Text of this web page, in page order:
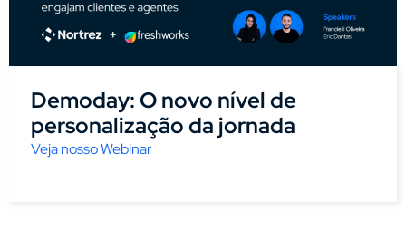
Demoday: O novo nível de
personalização da jornada
Veja nosso Webinar